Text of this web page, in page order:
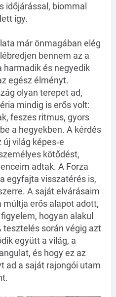
időjárással, biommal
így.
már önmagában elég
bennem az a
harmadik és negyedik
egész élményt.
olyan terepet ad,
mindig is erős volt:
feszes ritmus, gyors
a hegyekben. A kérdés
világ képes‑e
kötődést,
adtak. A Forza
egyfajta visszatérés is,
A saját elvárásaim
múltja erős alapot adott,
hogyan alakul
tesztelés során végig azt
együtt a világ, a
és hogy ez az
ad a saját rajongói utam